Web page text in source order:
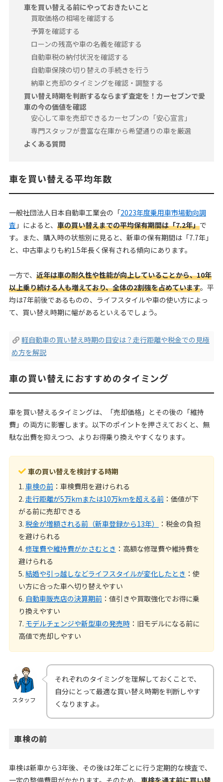
車を買い替える前にやっておきたいこと
買取価格の相場を確認する
予算を確認する
ローンの残高や車の名義を確認する
自動車税の納付状況を確認する
自動車保険の切り替えの手続きを行う
納車と売却のタイミングを確認・調整する
買い替え時期を判断するならまず査定を！カーセブンで愛
車の今の価値を確認
安心して車を売却できるカーセブンの「安心宣言」
専門スタッフが豊富な在庫から希望通りの車を厳選
よくある質問
車を買い替える平均年数
一般社団法人日本自動車工業会の「2023年度乗用車市場動向調
査 」によると、 車の買い替えまでの平均保有期間は「7.2年」で
す。また、購入時の状態別に見ると、新車の保有期間は「7.7年」
と、中古車よりも約1.5年長く保有される傾向にあります。
一方で、 近年は車の耐久性や性能が向上していることから、10年
以上乗り続ける人も増えており、全体の2割強を占めています。平
均は7年前後であるものの、ライフスタイルや車の使い方によっ
て、買い替え時期に幅があるといえるでしょう。
軽自動車の買い替え時期の目安は？走行距離や税金での見極
め方を解説
車の買い替えにおすすめのタイミング
車を買い替えるタイミングは、「売却価格」とその後の「維持
費」の両方に影響します。以下のポイントを押さえておくと、無
駄な出費を抑えつつ、よりお得乗り換えやすくなります。
車の買い替えを検討する時期
1. 車検の前：車検費用を避けられる
2. 走行距離が5万kmまたは10万kmを超える前：価値が下
がる前に売却できる
3. 税金が増額される前（新車登録から13年）
：税金の負担
を避けられる
4. 修理費や維持費がかさむとき ：高額な修理費や維持費を
避けられる
5. 結婚や引っ越しなどライフスタイルが変化したとき ：使
い方に合った車へ切り替えやすい
6. 自動車販売店の決算期前：値引きや買取強化でお得に乗
り換えやすい
7. モデルチェンジや新型車の発売時：旧モデルになる前に
高値で売却しやすい
スタッフ
それぞれのタイミングを理解しておくことで、
自分にとって最適な買い替え時期を判断しやす
くなりますよ。
車検の前
車検は新車から3年後、その後は2年ごとに行う定期的な検査で、
一定の整備費用がかかります。そのため、 車検を通す前に買い替